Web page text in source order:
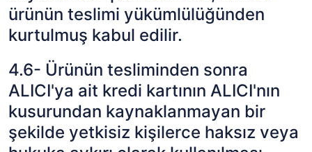
ürünün teslimi yükümlülüğünden
kurtulmuş kabul edilir.
4.6- Ürünün tesliminden sonra
ALICI'ya ait kredi kartının ALICI'nın
kusurundan kaynaklanmayan bir
şekilde yetkisiz kişilerce haksız veya